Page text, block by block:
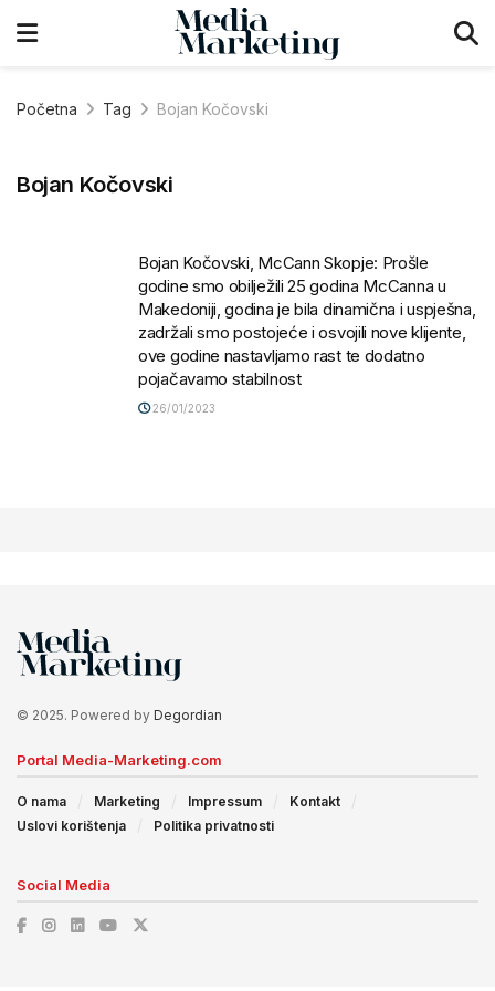
Početna Tag Bojan Kočovski
Bojan Kočovski
Bojan Kočovski, McCann Skopje: Prošle
godine smo obilježili 25 godina McCanna u
Makedoniji, godina je bila dinamična i uspješna,
zadržali smo postojeće i osvojili nove klijente,
ove godine nastavljamo rast te dodatno
pojačavamo stabilnost
26/01/2023
© 2025. Powered by Degordian
Portal Media-Marketing.com
O nama Marketing Impressum
Kontakt
Uslovi korištenja
Politika privatnosti
Social Media